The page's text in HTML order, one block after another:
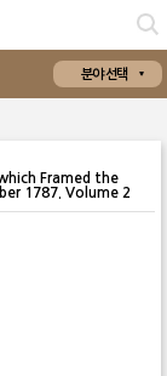
분야 선택
Framed the
1787. Volume 2